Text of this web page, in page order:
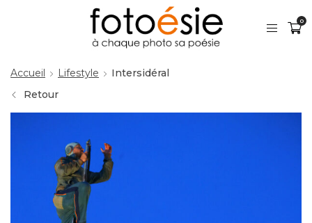
0
Accueil Lifestyle
Intersidéral
Retour